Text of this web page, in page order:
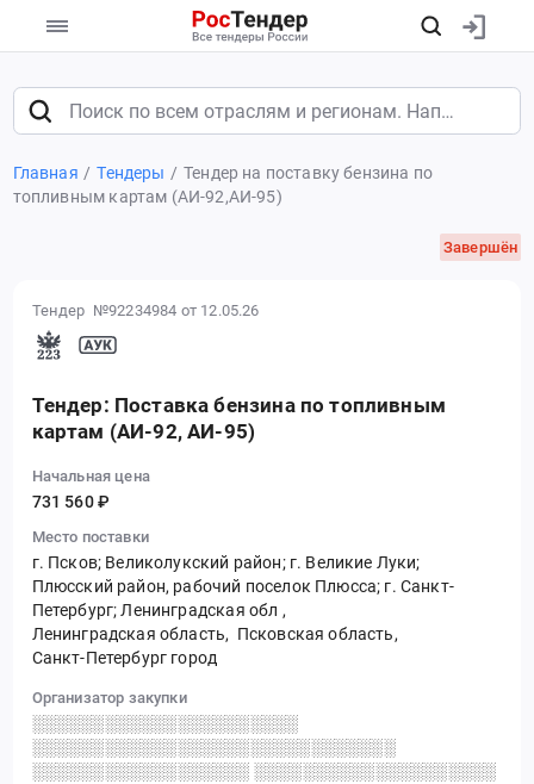
Главная Тендеры
Тендер на поставку бензина по
топливным картам (АИ-92,АИ-95)
Завершён
Тендер №92234984 от 12.05.26
Тендер: Поставка бензина по топливным
картам (АИ-92, АИ-95)
Начальная цена
731 560 ₽
Место поставки
г. Псков; Великолукский район; г. Великие Луки;
Плюсский район, рабочий поселок Плюсса; г. Санкт-
Петербург; Ленинградская обл ,
Ленинградская область, Псковская область,
Санкт-Петербург город
Организатор закупки
░░░░░░░░░░░░░░░░░░░░░░
░░░░░░░░░░░░░░░░░░░░░░░░░░░░░░
░░░░░░░░░░░░░░░░░░ ░░░░░░░░░░░░░░░░░░░░